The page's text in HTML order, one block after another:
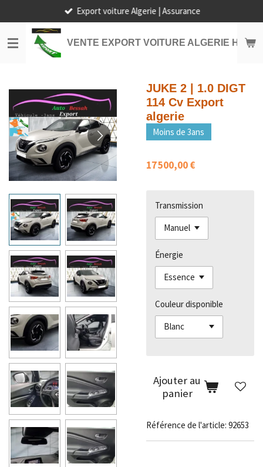
au
contenu
principal
VENTE EXPORT VOITURE ALGERIE HORS
Export voiture Algerie | Assurance
JUKE 2 | 1.0 DIGT
114 Cv Export
algerie
Moins de 3ans
17 500,00 €
Transmission
Énergie
Couleur disponible
Ajouter au
panier
Référence de l'article: 92653